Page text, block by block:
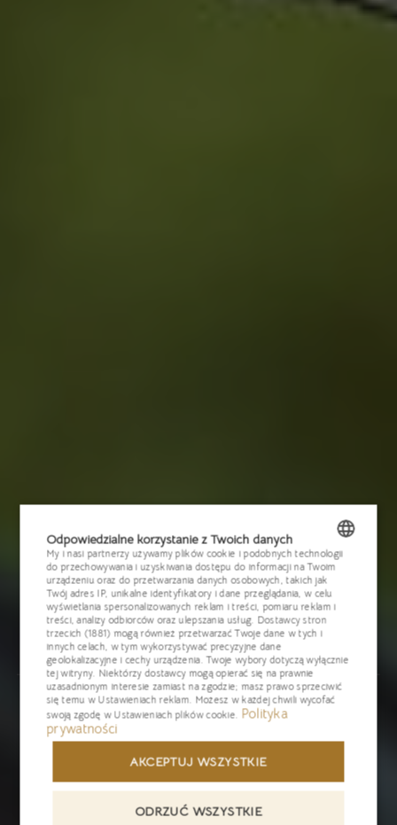
POLISH
ENGLISH
GERMAN
CZECH
Odpowiedzialne korzystanie z Twoich danych
My i nasi partnerzy używamy plików cookie i podobnych technologii
do przechowywania i uzyskiwania dostępu do informacji na Twoim
urządzeniu oraz do przetwarzania danych osobowych, takich jak
Twój adres IP, unikalne identyfikatory i dane przeglądania, w celu
wyświetlania spersonalizowanych reklam i treści, pomiaru reklam i
treści, analizy odbiorców oraz ulepszania usług. Dostawcy stron
trzecich (1881)mogą również przetwarzać Twoje dane w tych i
innych celach, w tym wykorzystywać precyzyjne dane
geolokalizacyjne i cechy urządzenia. Twoje wybory dotyczą wyłącznie
tej witryny. Niektórzy dostawcy mogą opierać się na prawnie
uzasadnionym interesie zamiast na zgodzie; masz prawo sprzeciwić
się temu w Ustawieniach reklam. Możesz w każdej chwili wycofać
swoją zgodę w Ustawieniach plików cookie. Polityka
prywatności
AKCEPTUJ WSZYSTKIE
ODRZUĆ WSZYSTKIE